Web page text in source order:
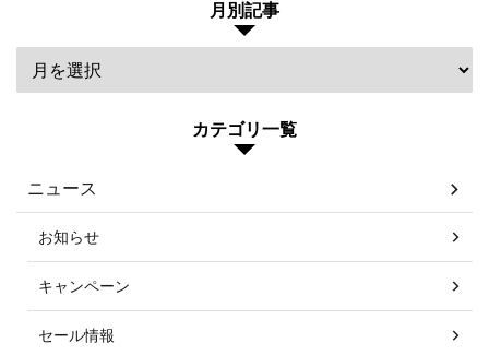
月別記事
カテゴリ一覧
ニュース
お知らせ
キャンペーン
セール情報